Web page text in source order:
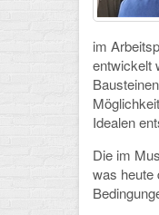
im
entwickelt
Idealen
Die im
was heute